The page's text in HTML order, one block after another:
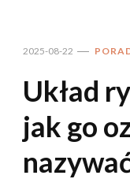
2025-08-22
Układ
jak go